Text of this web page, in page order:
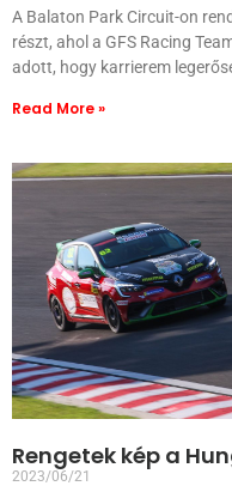
A Balaton Park Circuit-on
részt, ahol a GFS Racing
adott, hogy karrierem
Read More »
Rengetek kép a
2023/06/21